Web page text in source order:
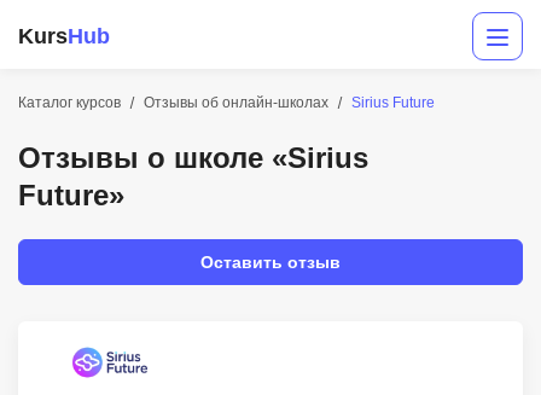
KursHub
Каталог курсов Отзывы об онлайн-школах Sirius Future
Отзывы о школе «Sirius
Future»
Оставить отзыв
Маркетинг